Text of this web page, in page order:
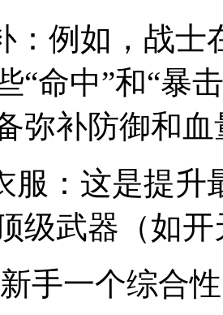
：例如，战
“命中”和“暴
弥补防御和
服：这是提升
级武器（如
手一个综合